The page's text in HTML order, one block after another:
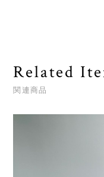
Related
関連商品